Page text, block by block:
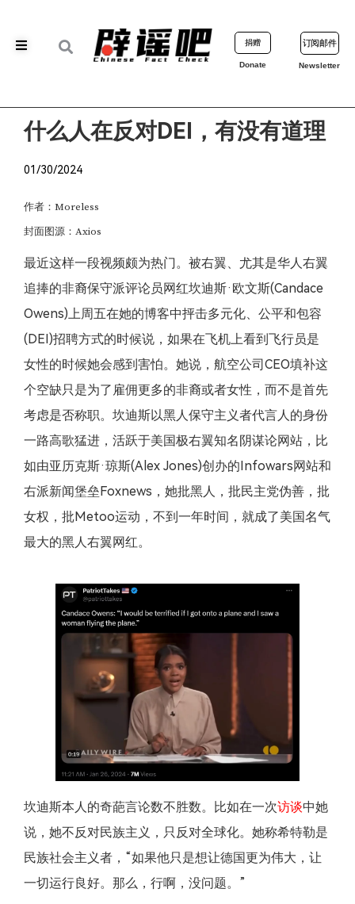
捐赠
Donate
订阅邮件
Newsletter
什么人在反对DEI，有没有道理
01/30/2024
作者：Moreless
封面图源：Axios
最近这样一段视频颇为热门。被右翼、尤其是华人右翼
追捧的非裔保守派评论员网红坎迪斯·欧文斯(Candace
Owens)上周五在她的博客中抨击多元化、公平和包容
(DEI)招聘方式的时候说，如果在飞机上看到飞行员是
女性的时候她会感到害怕。她说，航空公司CEO填补这
个空缺只是为了雇佣更多的非裔或者女性，而不是首先
考虑是否称职。坎迪斯以黑人保守主义者代言人的身份
一路高歌猛进，活跃于美国极右翼知名阴谋论网站，比
如由亚历克斯·琼斯(Alex Jones)创办的Infowars网站和
右派新闻堡垒Foxnews，她批黑人，批民主党伪善，批
女权，批Metoo运动，不到一年时间，就成了美国名气
最大的黑人右翼网红。
坎迪斯本人的奇葩言论数不胜数。比如在一次访谈中她
说，她不反对民族主义，只反对全球化。她称希特勒是
民族社会主义者，“如果他只是想让德国更为伟大，让
一切运行良好。那么，行啊，没问题。”